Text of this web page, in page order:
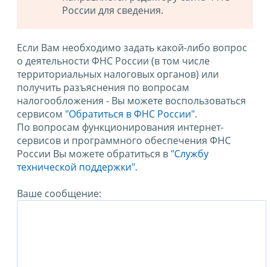
России для сведения.
Если Вам необходимо задать какой-либо вопрос
о деятельности ФНС России (в том числе
территориальных налоговых органов) или
получить разъяснения по вопросам
налогообложения - Вы можете воспользоваться
сервисом "Обратиться в ФНС России".
По вопросам функционирования интернет-
сервисов и программного обеспечения ФНС
России Вы можете обратиться в "Службу
технической поддержки".
Ваше сообщение: